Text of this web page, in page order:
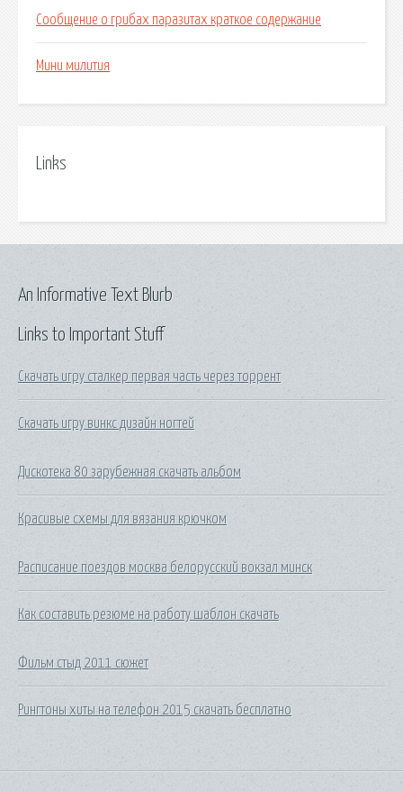
Сообщение о грибах паразитах краткое содержание
Мини милития
Links
Links to Important Stuff
Скачать игру сталкер первая часть через торрент
Скачать игру винкс дизайн ногтей
Дискотека 80 зарубежная скачать альбом
Красивые схемы для вязания крючком
Расписание поездов москва белорусский вокзал минск
Как составить резюме на работу шаблон скачать
Фильм стыд 2011 сюжет
Рингтоны хиты на телефон 2015 скачать бесплатно
An Informative Text Blurb